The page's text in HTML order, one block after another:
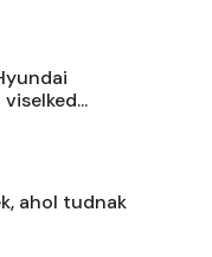
ahol tudnak